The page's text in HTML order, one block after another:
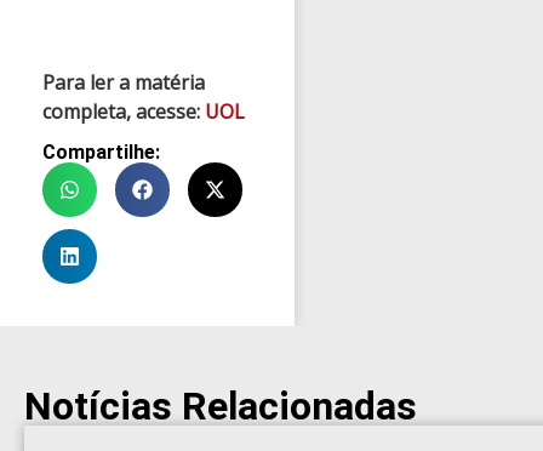
Para ler a matéria
completa, acesse: UOL
Compartilhe:
Notícias Relacionadas